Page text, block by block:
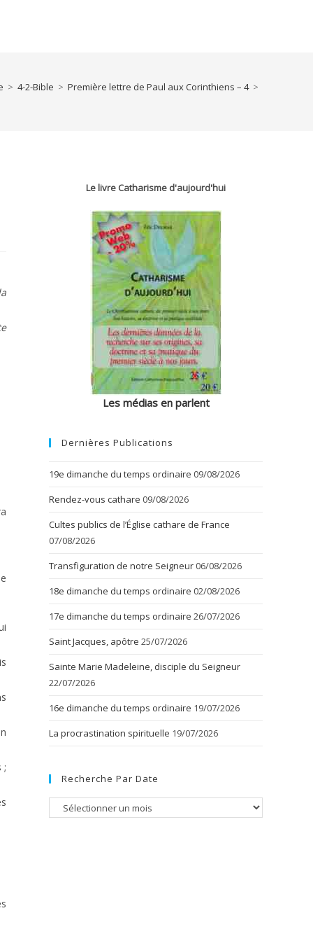
> 4-2-Bible > Première lettre de Paul aux Corinthiens – 4 >
;
Le livre Catharisme d'aujourd'hui
Les médias en parlent
Dernières Publications
19e dimanche du temps ordinaire 09/08/2026
Rendez-vous cathare 09/08/2026
Cultes publics de l’Église cathare de France
07/08/2026
Transfiguration de notre Seigneur 06/08/2026
18e dimanche du temps ordinaire 02/08/2026
17e dimanche du temps ordinaire 26/07/2026
Saint Jacques, apôtre 25/07/2026
Sainte Marie Madeleine, disciple du Seigneur
22/07/2026
16e dimanche du temps ordinaire 19/07/2026
La procrastination spirituelle 19/07/2026
Recherche Par Date
Recherche